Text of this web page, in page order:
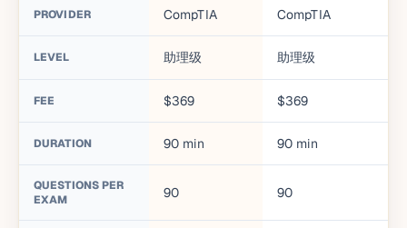
PROVIDER CompTIA CompTIA
LEVEL 助理级 助理级
FEE $369 $369
DURATION 90 min 90 min
QUESTIONS PER
EXAM
90 90